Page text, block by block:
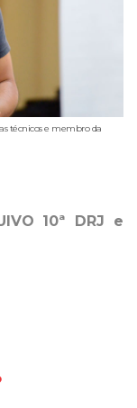
técnicos e membro da
10ª DRJ e